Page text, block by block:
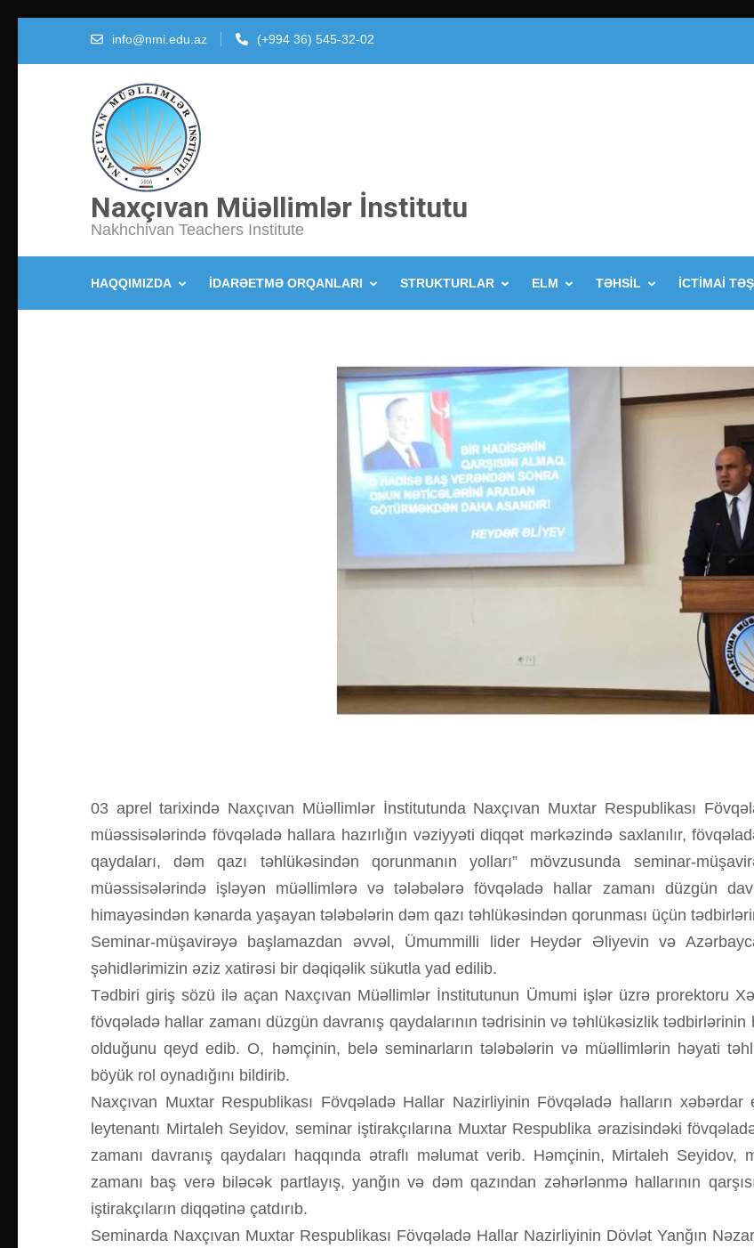
info@nmi.edu.az (+994 36) 545-32-02
Naxçıvan Müəllimlər İnstitutu
Nakhchivan Teachers Institute
HAQQIMIZDA İDARƏETMƏ ORQANLARI STRUKTURLAR ELM TƏHSİL İCTİMAİ
03 aprel tarixində Naxçıvan Müəllimlər İnstitutunda Naxçıvan Muxtar Respublikası
müəssisələrində fövqəladə hallara hazırlığın vəziyyəti diqqət mərkəzində saxlanılır,
qaydaları, dəm qazı təhlükəsindən qorunmanın yolları” mövzusunda seminar-
müəssisələrində işləyən müəllimlərə və tələbələrə fövqəladə hallar zamanı düzgün
himayəsindən kənarda yaşayan tələbələrin dəm qazı təhlükəsindən qorunması üçün
Seminar-müşavirəyə başlamazdan əvvəl, Ümummilli lider Heydər Əliyevin və
şəhidlərimizin əziz xatirəsi bir dəqiqəlik sükutla yad edilib.
Tədbiri giriş sözü ilə açan Naxçıvan Müəllimlər İnstitutunun Ümumi işlər üzrə prorektoru
fövqəladə hallar zamanı düzgün davranış qaydalarının tədrisinin və təhlükəsizlik
olduğunu qeyd edib. O, həmçinin, belə seminarların tələbələrin və müəllimlərin həyati
böyük rol oynadığını bildirib.
Naxçıvan Muxtar Respublikası Fövqəladə Hallar Nazirliyinin Fövqəladə halların
leytenantı Mirtaleh Seyidov, seminar iştirakçılarına Muxtar Respublika ərazisindəki
zamanı davranış qaydaları haqqında ətraflı məlumat verib. Həmçinin, Mirtaleh Seyidov,
zamanı baş verə biləcək partlayış, yanğın və dəm qazından zəhərlənmə hallarının
iştirakçıların diqqətinə çatdırıb.
Seminarda Naxçıvan Muxtar Respublikası Fövqəladə Hallar Nazirliyinin Dövlət Yanğın